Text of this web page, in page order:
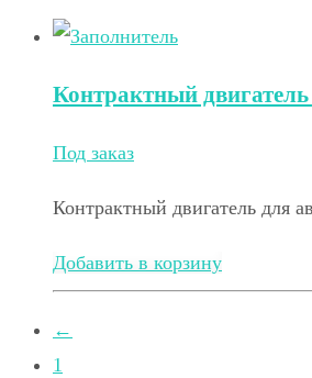
Контрактный
Под заказ
Контрактный двигатель для
Добавить в корзину
←
1